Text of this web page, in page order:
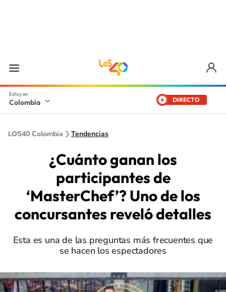
Colombia DIRECTO
LOS40 Colombia Tendencias
¿Cuánto ganan los
participantes de
‘MasterChef’? Uno de los
concursantes reveló detalles
Esta es una de las preguntas más frecuentes que
se hacen los espectadores